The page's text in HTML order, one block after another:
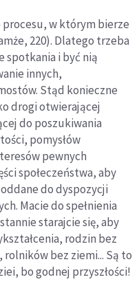
w którym bierze
220). Dlatego trzeba
spotkania i być nią
innych,
Stąd konieczne
drogi otwierającej
do poszukiwania
pomysłów
pewnych
społeczeństwa, aby
do dyspozycji
Macie do spełnienia
starajcie się, aby
rodzin bez
bez ziemi... Są to
bo godnej przyszłości!